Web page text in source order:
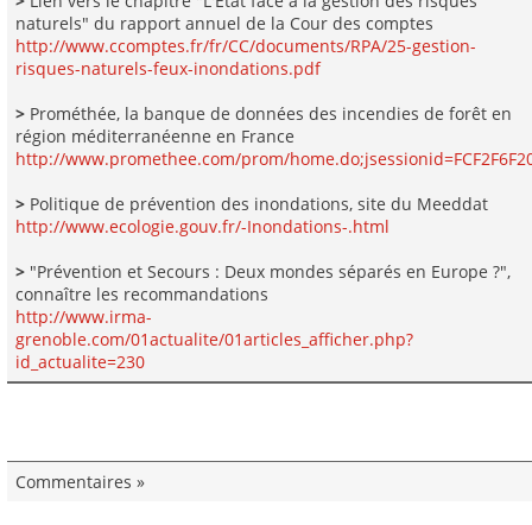
naturels" du rapport annuel de la Cour des comptes
http://www.ccomptes.fr/fr/CC/documents/RPA/25-gestion-
risques-naturels-feux-inondations.pdf
>Prométhée, la banque de données des incendies de forêt en
région méditerranéenne en France
http://www.promethee.com/prom/
>Politique de prévention des inondations, site du Meeddat
http://www.ecologie.gouv.fr/-Inondations-.html
>"Prévention et Secours : Deux mondes séparés en Europe ?",
connaître les recommandations
http://www.irma-
grenoble.com/01actualite/01articles_afficher.php?
id_actualite=230
Commentaires »